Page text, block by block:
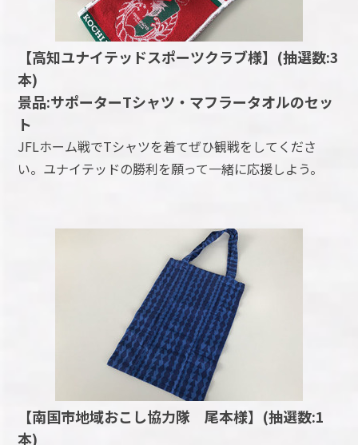
【高知ユナイテッドスポーツクラブ様】(抽選数:3
本)
景品:サポーターTシャツ・マフラータオルのセッ
ト
JFLホーム戦でTシャツを着てぜひ観戦をしてくださ
い。ユナイテッドの勝利を願って一緒に応援しよう。
【南国市地域おこし協力隊 尾本様】(抽選数:1
本)